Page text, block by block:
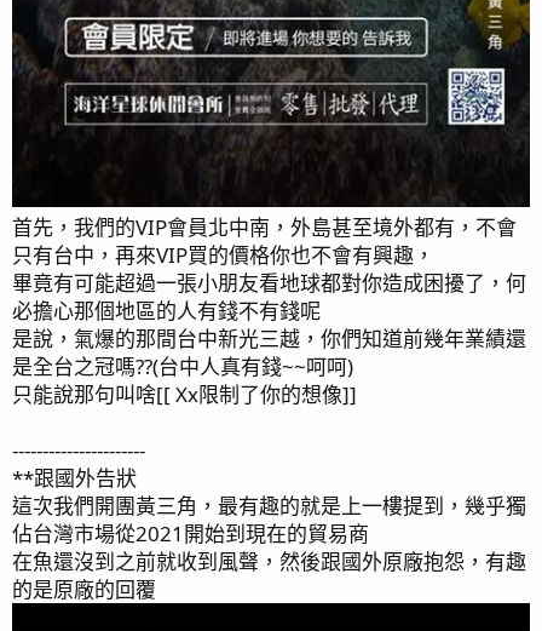
首先，我們的VIP會員北中南，外島甚至境外都有，不會
只有台中，再來VIP買的價格你也不會有興趣，
畢竟有可能超過一張小朋友看地球都對你造成困擾了，何
必擔心那個地區的人有錢不有錢呢
是說，氣爆的那間台中新光三越，你們知道前幾年業績還
是全台之冠嗎??(台中人真有錢~~呵呵)
只能說那句叫啥[[ Xx限制了你的想像]]
----------------------
**跟國外告狀
這次我們開團黃三角，最有趣的就是上一樓提到，幾乎獨
佔台灣市場從2021開始到現在的貿易商
在魚還沒到之前就收到風聲，然後跟國外原廠抱怨，有趣
的是原廠的回覆